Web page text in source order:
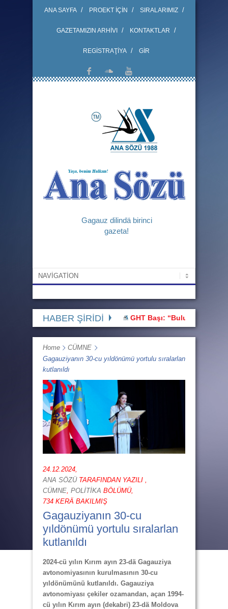
ANA SAYFA PROEKT İÇİN SIRALARIMIZ
GAZETAMIZIN ARHİVI KONTAKTLAR
REGİSTRAŢİYA GİR
Gagauz dilindä birinci
gazeta!
HABER ŞİRİDİ GHT Başı: “Buluşmaya gidärkän
Home
CÜMNE
Gagauziyanın 30-cu yıldönümü yortulu sıralarlan
kutlanıldı
24.12.2024,
ANA SÖZÜTARAFINDAN YAZILI ,
CÜMNE POLİTİKA BÖLÜMÜ,
734 KERÄ BAKILMIŞ
Gagauziyanın 30-cu
yıldönümü yortulu sıralarlan
kutlanıldı
2024-cü yılın Kırım ayın 23-dä Gagauziya
avtonomiyasının kurulmasının 30-cu
yıldönümünü kutlanıldı. Gagauziya
avtonomiyası çekiler ozamandan, açan 1994-
cü yılın Kırım ayın (dekabri) 23-dä Moldova